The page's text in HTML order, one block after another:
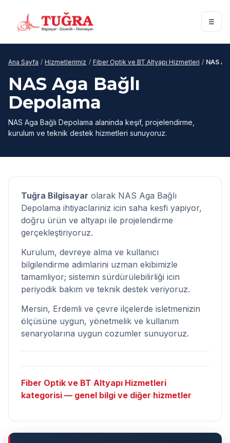
☰
Ana Sayfa / Hizmetlerimiz / Fiber Optik ve BT Altyapı Hizmetleri / NAS
NAS Aga Bağlı
Depolama
NAS Aga Bağlı Depolama alaninda keşif, projelendirme,
kurulum ve teknik destek hizmetleri sunuyoruz.
Tuğra Bilgisayar olarak NAS Aga Bağlı
Depolama ihtiyaclariniz icin saha kesfi yapiyor,
doğru ürün ve altyapı ile projelendirme
gerçekleştiriyoruz.
Kurulum, devreye alma ve kullanıcı
bilgilendirme adimlarini uzman ekibimizle
tamamliyor; sistemin sürdürülebilirliği icin
periyodik bakım ve teknik destek veriyoruz.
Mersin, Erdemli ve çevre ilçelerde isletmenizin
ölçüsüne uygun, yönetmelik ve kullanım
senaryolarına uygun cozumler sunuyoruz.
Fiber Optik ve BT Altyapı Hizmetleri
kategorisi — genel bilgi ve diğer hizmetler